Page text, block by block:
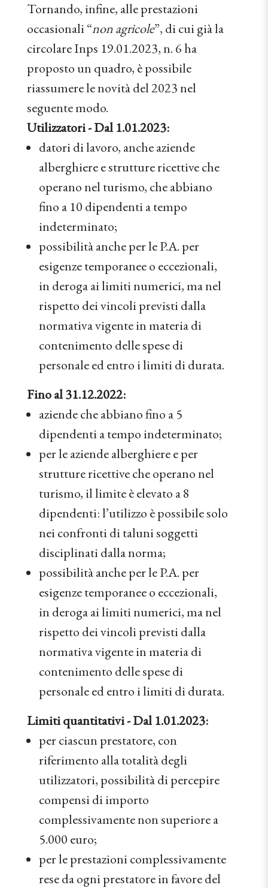
Tornando, infine, alle prestazioni
occasionali “non agricole”, di cui già la
circolare Inps 19.01.2023, n. 6 ha
proposto un quadro, è possibile
riassumere le novità del 2023 nel
seguente modo.
Utilizzatori - Dal 1.01.2023:
datori di lavoro, anche aziende
alberghiere e strutture ricettive che
operano nel turismo, che abbiano
fino a 10 dipendenti a tempo
indeterminato;
possibilità anche per le P.A. per
esigenze temporanee o eccezionali,
in deroga ai limiti numerici, ma nel
rispetto dei vincoli previsti dalla
normativa vigente in materia di
contenimento delle spese di
personale ed entro i limiti di durata.
Fino al 31.12.2022:
aziende che abbiano fino a 5
dipendenti a tempo indeterminato;
per le aziende alberghiere e per
strutture ricettive che operano nel
turismo, il limite è elevato a 8
dipendenti: l’utilizzo è possibile solo
nei confronti di taluni soggetti
disciplinati dalla norma;
possibilità anche per le P.A. per
esigenze temporanee o eccezionali,
in deroga ai limiti numerici, ma nel
rispetto dei vincoli previsti dalla
normativa vigente in materia di
contenimento delle spese di
personale ed entro i limiti di durata.
Limiti quantitativi - Dal 1.01.2023:
per ciascun prestatore, con
riferimento alla totalità degli
utilizzatori, possibilità di percepire
compensi di importo
complessivamente non superiore a
5.000 euro;
per le prestazioni complessivamente
rese da ogni prestatore in favore del